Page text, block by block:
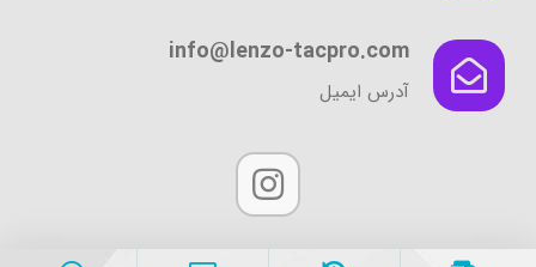
info@lenzo-tacpro.com
آدرس ایمیل